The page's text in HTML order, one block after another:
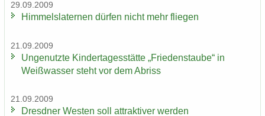
29.09.2009
Him­mels­la­ter­nen dür­fen nicht mehr flie­gen
21.09.2009
Un­ge­nutz­te Kin­der­ta­ges­stät­te „Frie­dens­tau­be“ in
Weiß­was­ser steht vor dem Ab­riss
21.09.2009
Dresd­ner Wes­ten soll at­trak­ti­ver wer­den